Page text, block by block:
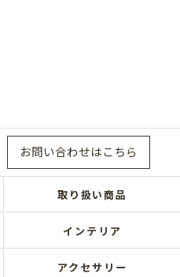
お問い合わせはこちら
取り扱い商品
インテリア
アクセサリー